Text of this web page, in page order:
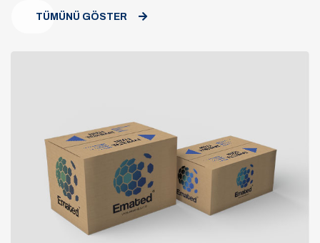
TÜMÜNÜ GÖSTER